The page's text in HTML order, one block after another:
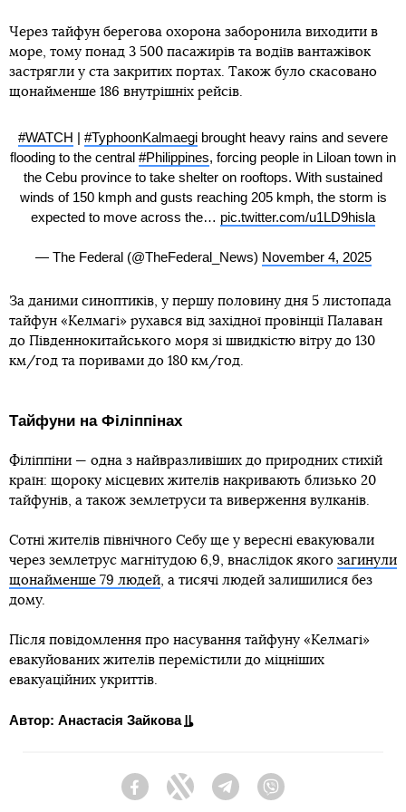
Через тайфун берегова охорона заборонила виходити в
море, тому понад 3 500 пасажирів та водіїв вантажівок
застрягли у ста закритих портах. Також було скасовано
щонайменше 186 внутрішніх рейсів.
#WATCH | #TyphoonKalmaegi brought heavy rains and severe
flooding to the central #Philippines, forcing people in Liloan town in
the Cebu province to take shelter on rooftops. With sustained
winds of 150 kmph and gusts reaching 205 kmph, the storm is
expected to move across the… pic.twitter.com/u1LD9hisla
— The Federal (@TheFederal_News) November 4, 2025
За даними синоптиків, у першу половину дня 5 листопада
тайфун «Келмагі» рухався від західної провінції Палаван
до Південнокитайського моря зі швидкістю вітру до 130
км/год та поривами до 180 км/год.
Тайфуни на Філіппінах
Філіппіни — одна з найвразливіших до природних стихій
країн: щороку місцевих жителів накривають близько 20
тайфунів, а також землетруси та виверження вулканів.
Сотні жителів північного Себу ще у вересні евакуювали
через землетрус магнітудою 6,9, внаслідок якого загинули
щонайменше 79 людей, а тисячі людей залишилися без
дому.
Після повідомлення про насування тайфуну «Келмагі»
евакуйованих жителів перемістили до міцніших
евакуаційних укриттів.
Автор: Анастасія Зайкова
FacebookTwitter Telegram